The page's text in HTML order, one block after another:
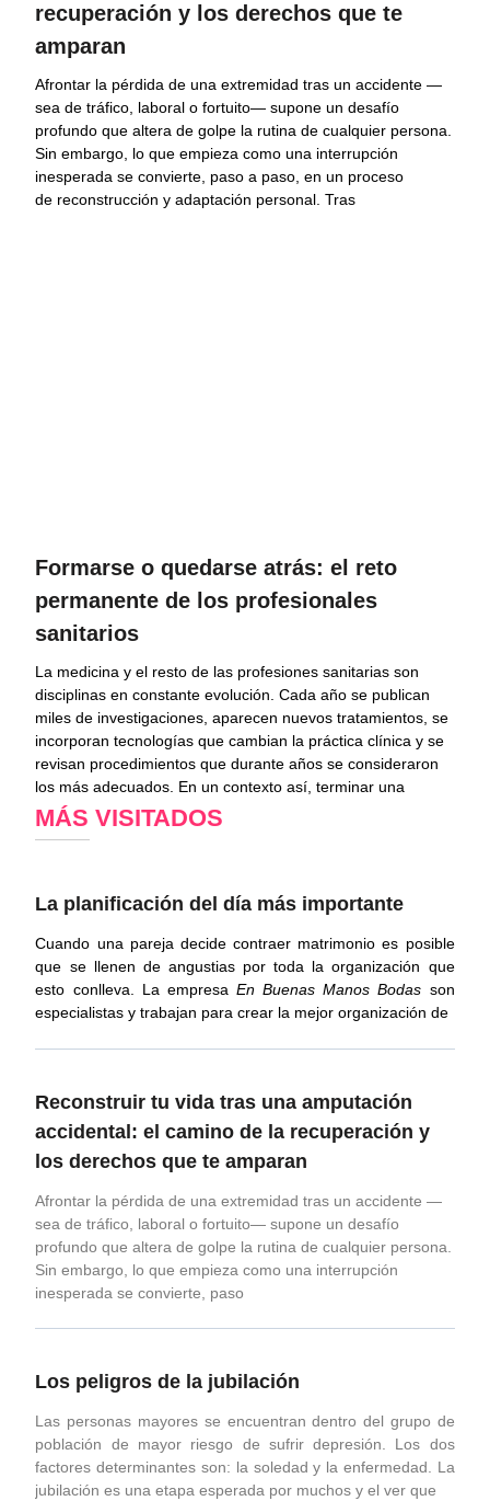
recuperación y los derechos que te
amparan
Afrontar la pérdida de una extremidad tras un accidente —
sea de tráfico, laboral o fortuito— supone un desafío
profundo que altera de golpe la rutina de cualquier persona.
Sin embargo, lo que empieza como una interrupción
inesperada se convierte, paso a paso, en un proceso
de reconstrucción y adaptación personal. Tras
Formarse o quedarse atrás: el reto
permanente de los profesionales
sanitarios
La medicina y el resto de las profesiones sanitarias son
disciplinas en constante evolución. Cada año se publican
miles de investigaciones, aparecen nuevos tratamientos, se
incorporan tecnologías que cambian la práctica clínica y se
revisan procedimientos que durante años se consideraron
los más adecuados. En un contexto así, terminar una
MÁS VISITADOS
La planificación del día más importante
Cuando una pareja decide contraer matrimonio es posible
que se llenen de angustias por toda la organización que
esto conlleva. La empresa En Buenas Manos Bodas son
especialistas y trabajan para crear la mejor organización de
Reconstruir tu vida tras una amputación
accidental: el camino de la recuperación y
los derechos que te amparan
Afrontar la pérdida de una extremidad tras un accidente —
sea de tráfico, laboral o fortuito— supone un desafío
profundo que altera de golpe la rutina de cualquier persona.
Sin embargo, lo que empieza como una interrupción
inesperada se convierte, paso
Los peligros de la jubilación
Las personas mayores se encuentran dentro del grupo de
población de mayor riesgo de sufrir depresión. Los dos
factores determinantes son: la soledad y la enfermedad. La
jubilación es una etapa esperada por muchos y el ver que